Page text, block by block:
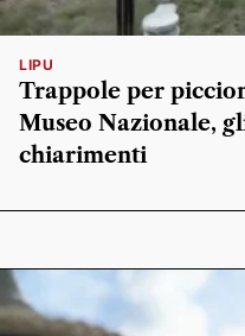
LIPU
Trappole per
Museo Nazionale,
chiarimenti